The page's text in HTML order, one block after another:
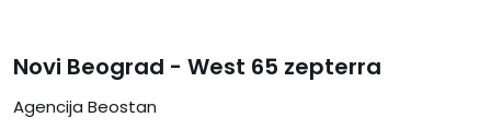
Novi Beograd - West 65 zepterra
Agencija Beostan